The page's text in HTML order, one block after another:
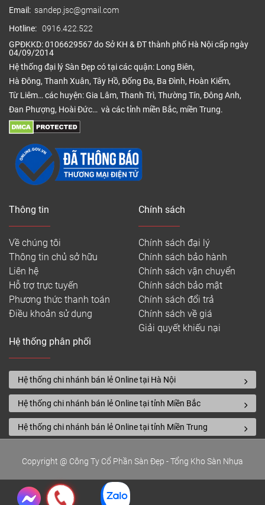
Email: sandep.jsc@gmail.com
Hotline: 0916.422.522
GPĐKKD: 0106629567 do Sở KH & ĐT thành phố Hà Nội cấp ngày
04/09/2014
Hệ thống đại lý Sàn Đẹp có tại các quận: Long Biên,
Hà Đông, Thanh Xuân, Tây Hồ, Đống Đa, Ba Đình, Hoàn Kiếm,
Từ Liêm… các huyện: Gia Lâm, Thanh Trì, Thường Tín, Đông Anh,
Đan Phượng, Hoài Đức… và các tỉnh miền Bắc, miền Trung.
Thông tin
Về chúng tôi
Thông tin chủ sở hữu
Liên hệ
Hỗ trợ trực tuyến
Phương thức thanh toán
Điều khoản sử dụng
Chính sách
Chính sách đại lý
Chính sách bảo hành
Chính sách vận chuyển
Chính sách bảo mật
Chính sách đổi trả
Chính sách về giá
Giải quyết khiếu nại
Hệ thống phân phối
Hệ thống chi nhánh bán lẻ Online tại Hà Nội
Hệ thống chi nhánh bán lẻ Online tại tỉnh Miền Bắc
Hệ thống chi nhánh bán lẻ Online tại tỉnh Miền Trung
Copyright @ Công Ty Cổ Phần Sàn Đẹp - Tổng Kho Sàn Nhựa